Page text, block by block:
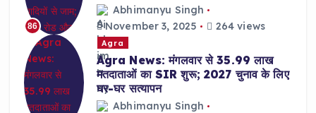
86
Abhimanyu Singh
November 3, 2025
264 views
Agra
Agra News: मंगलवार से 35.99 लाख
मतदाताओं का SIR शुरू; 2027 चुनाव के लिए
घर-घर सत्यापन
Abhimanyu Singh